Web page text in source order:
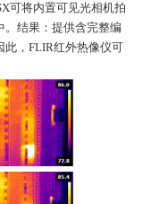
可将内置可见光相机拍
。结果：提供含完整编
， FLIR红外热像仪可